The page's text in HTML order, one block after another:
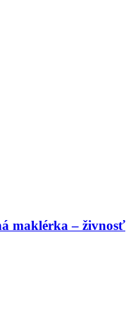
maklérka – živnosť